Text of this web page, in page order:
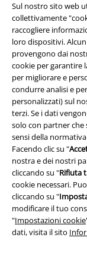
Sul nostro sito web
collettivamente
raccogliere
loro dispositivi.
provengono dai
cookie per garantire
per migliorare e
condurre analisi e
personalizzati) sul
terzi. Se i dati
solo con partner che
sensi della
Facendo clic su "
nostra e dei nostri
cliccando su "Rifiuta
cookie necessari.
cliccando su "
modificare il tuo
"Impostazioni cookie
dati, visita il sito
Info legali
Termini & Condizioni
Redazione
Legge sulla Privacy
Smaltimento rifiuti e
Dichiarazione di